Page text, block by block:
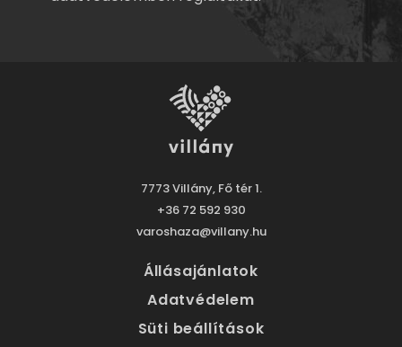
7773 Villány, Fő tér 1.
+36 72 592 930
varoshaza@villany.hu
Állásajánlatok
Adatvédelem
Süti beállítások